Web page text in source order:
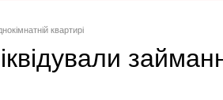
квартирі